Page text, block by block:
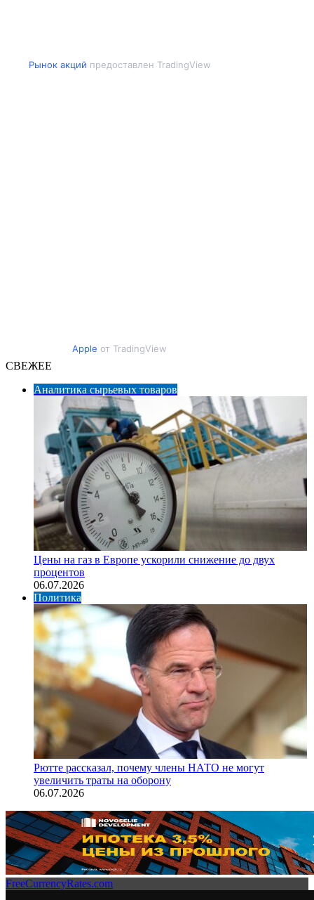
Рынок акций предоставлен TradingView
Apple от TradingView
СВЕЖЕЕ
Аналитика сырьевых товаров
Цены на газ в Европе ускорили снижение до двух
процентов
06.07.2026
Политика
Рютте рассказал, почему члены НАТО не могут
увеличить траты на оборону
06.07.2026
FreeCurrencyRates.com